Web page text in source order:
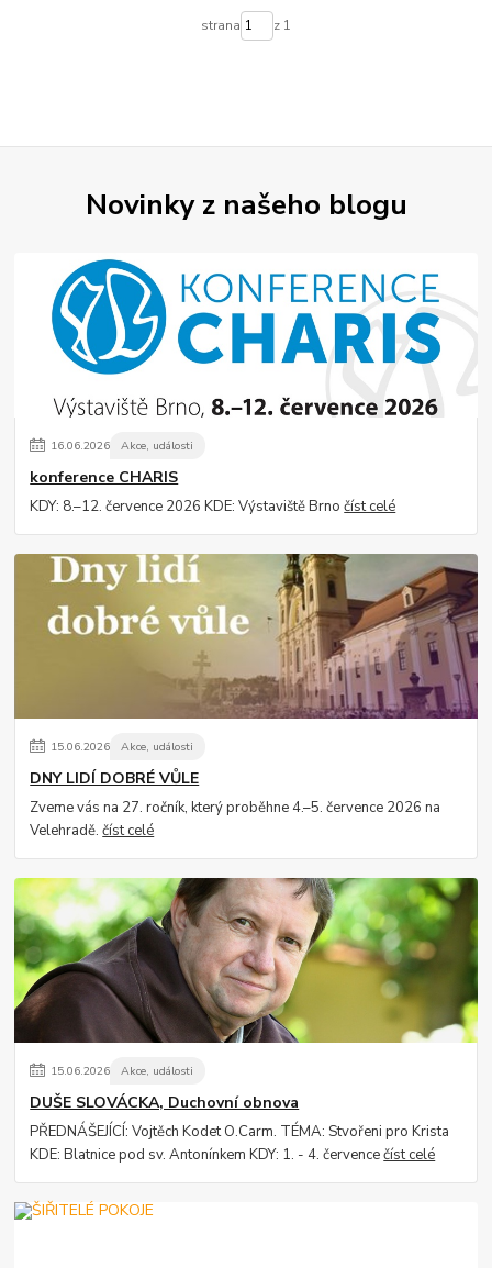
strana z 1
Novinky z našeho blogu
16.06.2026 Akce, události
konference CHARIS
KDY: 8.–12. července 2026 KDE: Výstaviště Brnočíst celé
15.06.2026 Akce, události
DNY LIDÍ DOBRÉ VŮLE
Zveme vás na 27. ročník, který proběhne 4.–5. července 2026 na
Velehradě.číst celé
15.06.2026 Akce, události
DUŠE SLOVÁCKA, Duchovní obnova
PŘEDNÁŠEJÍCÍ: Vojtěch Kodet O.Carm. TÉMA: Stvořeni pro Krista
KDE: Blatnice pod sv. Antonínkem KDY: 1. - 4. červencečíst celé